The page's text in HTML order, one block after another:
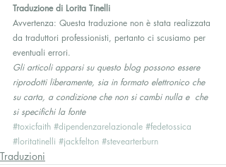
Traduzione di Lorita Tinelli
Avvertenza: Questa traduzione non è stata realizzata
da traduttori professionisti, pertanto ci scusiamo per
eventuali errori.
Gli articoli apparsi su questo blog possono essere
riprodotti liberamente, sia in formato elettronico che
su carta, a condizione che non si cambi nulla e  che
si specifichi la fonte
#toxicfaith #dipendenzarelazionale #fedetossica
#loritatinelli #jackfelton #stevearterburn
Traduzioni